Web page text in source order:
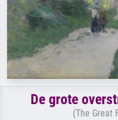
De grote
(The Great